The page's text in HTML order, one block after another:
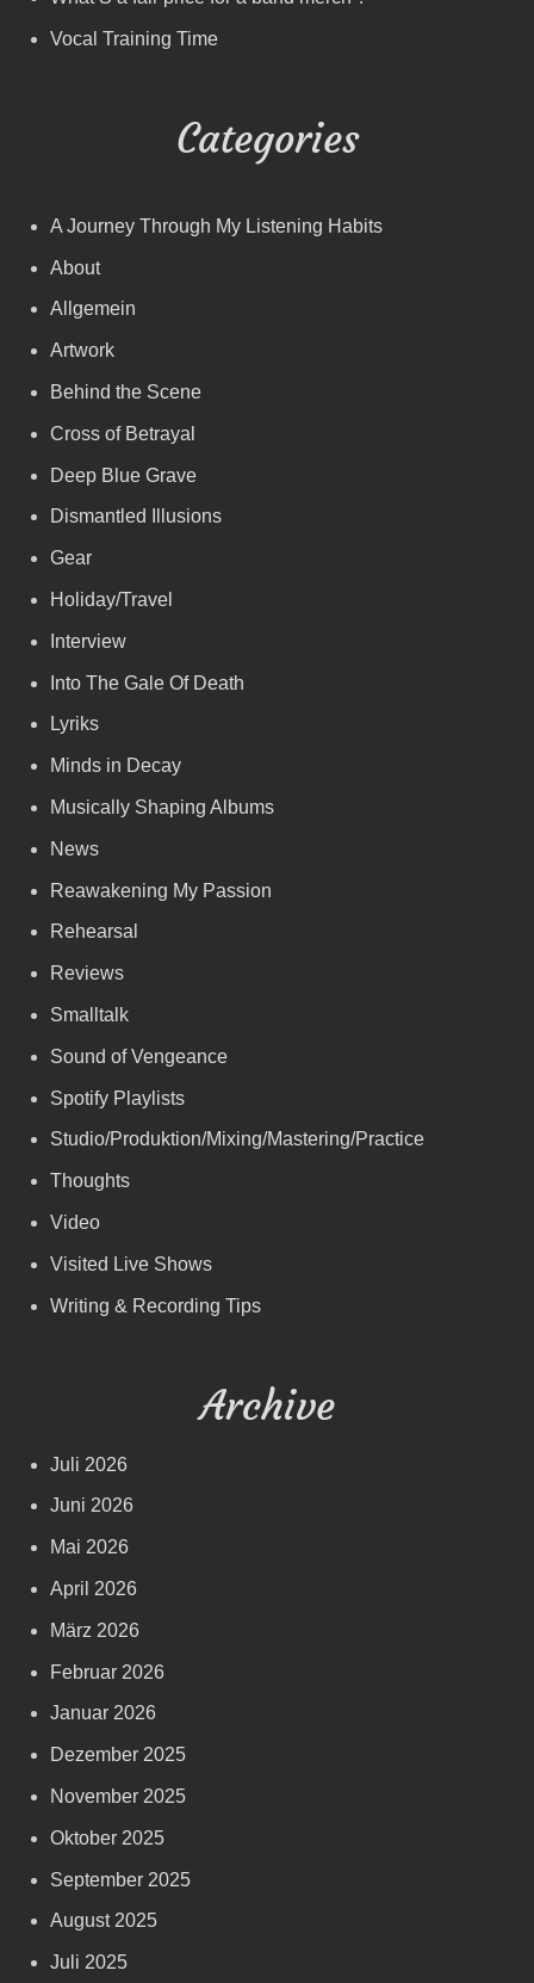
Vocal Training Time
Categories
A Journey Through My Listening Habits
About
Allgemein
Artwork
Behind the Scene
Cross of Betrayal
Deep Blue Grave
Dismantled Illusions
Gear
Holiday/Travel
Interview
Into The Gale Of Death
Lyriks
Minds in Decay
Musically Shaping Albums
News
Reawakening My Passion
Rehearsal
Reviews
Smalltalk
Sound of Vengeance
Spotify Playlists
Studio/Produktion/Mixing/Mastering/Practice
Thoughts
Video
Visited Live Shows
Writing & Recording Tips
Archive
Juli 2026
Juni 2026
Mai 2026
April 2026
März 2026
Februar 2026
Januar 2026
Dezember 2025
November 2025
Oktober 2025
September 2025
August 2025
Juli 2025